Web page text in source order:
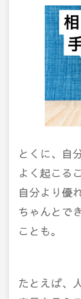
とくに、自
よく起こる
自分より優
ちゃんとで
ことも。
たとえば、